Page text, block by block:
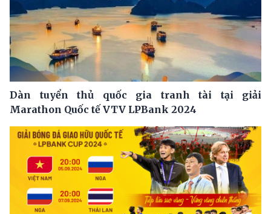
Dàn tuyển thủ quốc gia tranh tài tại giải
Marathon Quốc tế VTV LPBank 2024